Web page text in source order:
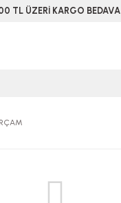
TL ÜZERİ KARGO BEDAVA